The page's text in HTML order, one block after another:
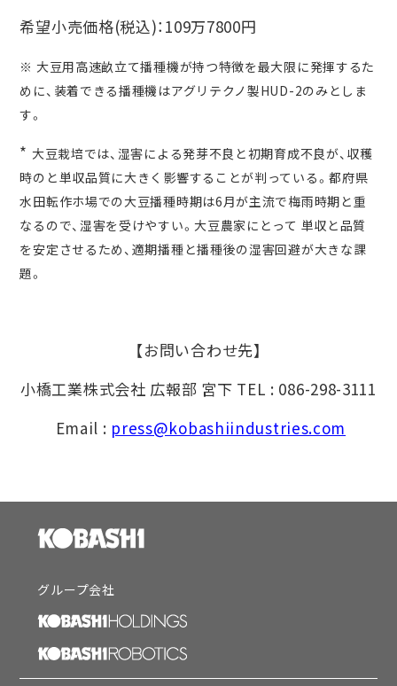
希望小売価格(税込)：109万7800円
※ 大豆用高速畝立て播種機が持つ特徴を最大限に発揮するた
めに、装着できる播種機はアグリテクノ製HUD-2のみとしま
す。
* 大豆栽培では、湿害による発芽不良と初期育成不良が、収穫
時のと単収品質に大きく影響することが判っている。都府県
水田転作ホ場での大豆播種時期は6月が主流で梅雨時期と重
なるので、湿害を受けやすい。大豆農家にとって 単収と品質
を安定させるため、適期播種と播種後の湿害回避が大きな課
題。
【お問い合わせ先】
小橋工業株式会社 広報部 宮下 TEL : 086-298-3111
Email : press@kobashiindustries.com
グループ会社